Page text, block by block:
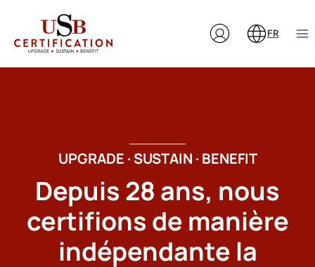
contenu
FR
UPGRADE · SUSTAIN · BENEFIT
Depuis 28 ans, nous
certifions de manière
indépendante la